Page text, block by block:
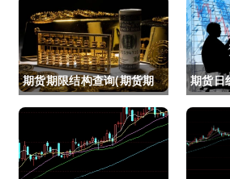
期货期限结构查询(期货期
限结构)
期货日
日线模